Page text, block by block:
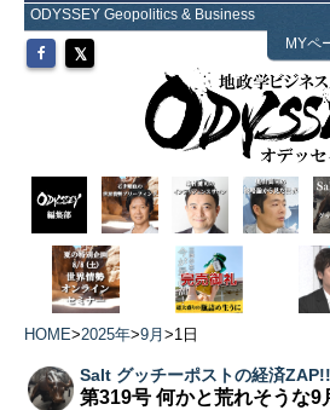
ODYSSEY Geopolitics & Business
MYペ
HOME>2025年>9月 >1日
Salt グッチーポストの経済ZAP!!
第319号 何かと荒れそうな9